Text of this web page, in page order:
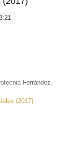
Ferrández.
(2017)